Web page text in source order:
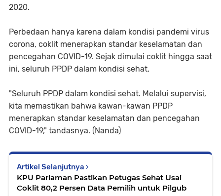
2020.
Perbedaan hanya karena dalam kondisi pandemi virus
corona, coklit menerapkan standar keselamatan dan
pencegahan COVID-19. Sejak dimulai coklit hingga saat
ini, seluruh PPDP dalam kondisi sehat.
"Seluruh PPDP dalam kondisi sehat. Melalui supervisi,
kita memastikan bahwa kawan-kawan PPDP
menerapkan standar keselamatan dan pencegahan
COVID-19," tandasnya. (Nanda)
Artikel Selanjutnya
KPU Pariaman Pastikan Petugas Sehat Usai
Coklit 80,2 Persen Data Pemilih untuk Pilgub